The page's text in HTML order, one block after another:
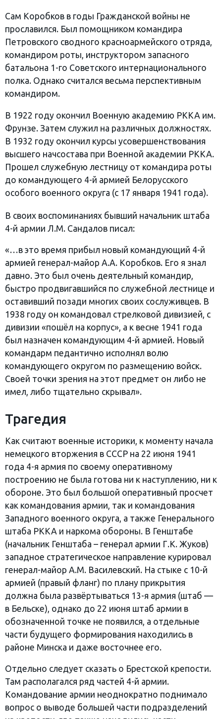
Сам Коробков в годы Гражданской войны не
прославился. Был помощником командира
Петровского сводного красноармейского отряда,
командиром роты, инструктором запасного
батальона 1-го Советского интернационального
полка. Однако считался весьма перспективным
командиром.
В 1922 году окончил Военную академию РККА им.
Фрунзе. Затем служил на различных должностях.
В 1932 году окончил курсы усовершенствования
высшего начсостава при Военной академии РККА.
Прошел служебную лестницу от командира роты
до командующего 4-й армией Белорусского
особого военного округа (с 17 января 1941 года).
В своих воспоминаниях бывший начальник штаба
4-й армии Л.М. Сандалов писал:
«…в это время прибыл новый командующий 4-й
армией генерал-майор А.А. Коробков. Его я знал
давно. Это был очень деятельный командир,
быстро продвигавшийся по служебной лестнице и
оставивший позади многих своих сослуживцев. В
1938 году он командовал стрелковой дивизией, с
дивизии «пошёл на корпус», а к весне 1941 года
был назначен командующим 4-й армией. Новый
командарм педантично исполнял волю
командующего округом по размещению войск.
Своей точки зрения на этот предмет он либо не
имел, либо тщательно скрывал».
Трагедия
Как считают военные историки, к моменту начала
немецкого вторжения в СССР на 22 июня 1941
года 4-я армия по своему оперативному
построению не была готова ни к наступлению, ни к
обороне. Это был большой оперативный просчет
как командования армии, так и командования
Западного военного округа, а также Генерального
штаба РККА и наркома обороны. В Генштабе
(начальник Генштаба – генерал армии Г.К. Жуков)
западное стратегическое направление курировал
генерал-майор А.М. Василевский. На стыке с 10-й
армией (правый фланг) по плану прикрытия
должна была развёртываться 13-я армия (штаб —
в Бельске), однако до 22 июня штаб армии в
обозначенной точке не появился, а отдельные
части будущего формирования находились в
районе Минска и даже восточнее его.
Отдельно следует сказать о Брестской крепости.
Там располагался ряд частей 4-й армии.
Командование армии неоднократно поднимало
вопрос о выводе большей части подразделений